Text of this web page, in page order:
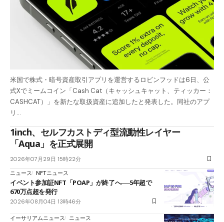
米国で株式・暗号資産取引アプリを運営するロビンフッドは6日、公
式Xでミームコイン「Cash Cat（キャッシュキャット、ティッカー：
CASHCAT）」を新たな取扱資産に追加したと発表した。同社のアプ
リ…
1inch、セルフカストディ型流動性レイヤー
「Aqua」を正式展開
2026年07月29日 15時22分
ニュース NFTニュース
イベント参加証NFT「POAP」が終了へ──5年超で
670万点超を発行
2026年08月04日 13時46分
イーサリアムニュース ニュース